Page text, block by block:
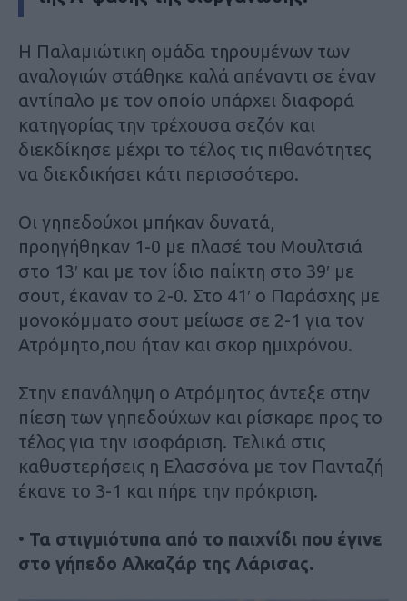
Η Παλαμιώτικη ομάδα τηρουμένων των
αναλογιών στάθηκε καλά απέναντι σε έναν
αντίπαλο με τον οποίο υπάρχει διαφορά
κατηγορίας την τρέχουσα σεζόν και
διεκδίκησε μέχρι το τέλος τις πιθανότητες
να διεκδικήσει κάτι περισσότερο.
Οι γηπεδούχοι μπήκαν δυνατά,
προηγήθηκαν 1-0 με πλασέ του Μουλτσιά
στο 13′ και με τον ίδιο παίκτη στο 39′ με
σουτ, έκαναν το 2-0. Στο 41′ ο Παράσχης με
μονοκόμματο σουτ μείωσε σε 2-1 για τον
Ατρόμητο,που ήταν και σκορ ημιχρόνου.
Στην επανάληψη ο Ατρόμητος άντεξε στην
πίεση των γηπεδούχων και ρίσκαρε προς το
τέλος για την ισοφάριση. Τελικά στις
καθυστερήσεις η Ελασσόνα με τον Πανταζή
έκανε το 3-1 και πήρε την πρόκριση.
• Τα στιγμιότυπα από το παιχνίδι που έγινε
στο γήπεδο Αλκαζάρ της Λάρισας.